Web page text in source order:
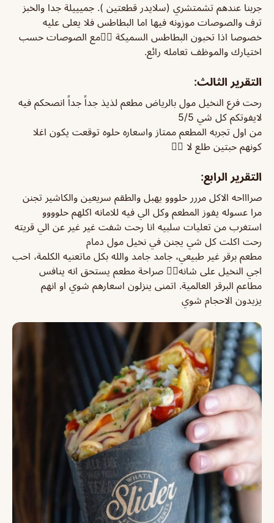
جربنا عندهم تشمتشري (سلايدر قطعتين ). جميييلة جدا والخبز
ترف والصوصات موزونه فيها اما البطاطس فلا يعلى عليه
خصوصا اذا تحبون البطاطس السميكة 👌🏻مع الصوصات حسب
اختيارك والموظف تعامله رائع.
التقرير الثالث:
رحت فرع النخيل مول بالرياض مطعم لذيذ جداً جداً انصحكم فيه
لايفوتكم كل شي 5/5
من اول تجربه المطعم ممتاز واسعاره حلوه توقعت يكون اغلا
كونهم حبتين طلع لا 👌🏻
التقرير الرابع:
صراااحه الاكل مررر حلووو يهبل والطقم سريعين والكاشير تجنن
مرا عسوله يفوز المطعم وكل الي فيه للامانه اكلهم حلوووو
استغرب من تعليات سلبيه انا رحت شفت غير غير عن الي قريته
رحت اكلت كل شي يجنن في نخيل مول دمام
مطعم برقر غير طبيعي، جامد جامد والله بكل ماتعنيه الكلمة، احب
اجي النخيل على شانه👍🏼 صراحة مطعم يستحق انه ينافس
مطاعم البرقر العالمية. اتمنى ينزلون اسعارهم شوي او انهم
يزيدون الاحجام شوي